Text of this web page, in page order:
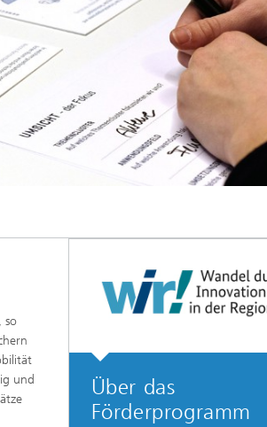
so
und
Über das
Förderprogramm